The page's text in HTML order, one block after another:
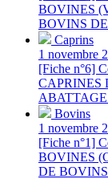
BOVINES
BOVINS
Caprins
1 novembre
[Fiche n°6]
CAPRINES
Bovins
1 novembre
[Fiche n°1]
BOVINES
DE